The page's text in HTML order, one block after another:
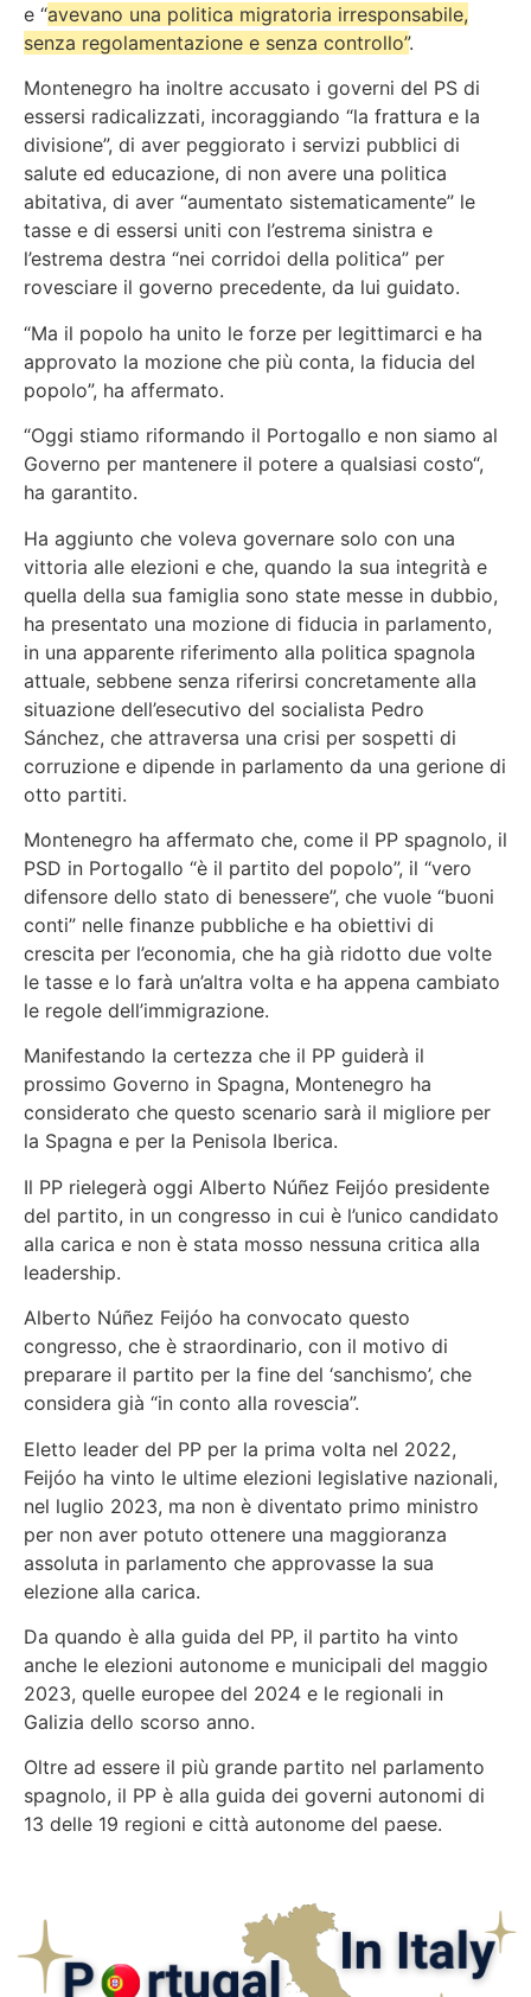
e “avevano una politica migratoria irresponsabile,
senza regolamentazione e senza controllo”.
Montenegro ha inoltre accusato i governi del PS di
essersi radicalizzati, incoraggiando “la frattura e la
divisione”, di aver peggiorato i servizi pubblici di
salute ed educazione, di non avere una politica
abitativa, di aver “aumentato sistematicamente” le
tasse e di essersi uniti con l’estrema sinistra e
l’estrema destra “nei corridoi della politica” per
rovesciare il governo precedente, da lui guidato.
“Ma il popolo ha unito le forze per legittimarci e ha
approvato la mozione che più conta, la fiducia del
popolo”, ha affermato.
“Oggi stiamo riformando il Portogallo e non siamo al
Governo per mantenere il potere a qualsiasi costo“,
ha garantito.
Ha aggiunto che voleva governare solo con una
vittoria alle elezioni e che, quando la sua integrità e
quella della sua famiglia sono state messe in dubbio,
ha presentato una mozione di fiducia in parlamento,
in una apparente riferimento alla politica spagnola
attuale, sebbene senza riferirsi concretamente alla
situazione dell’esecutivo del socialista Pedro
Sánchez, che attraversa una crisi per sospetti di
corruzione e dipende in parlamento da una gerione di
otto partiti.
Montenegro ha affermato che, come il PP spagnolo, il
PSD in Portogallo “è il partito del popolo”, il “vero
difensore dello stato di benessere”, che vuole “buoni
conti” nelle finanze pubbliche e ha obiettivi di
crescita per l’economia, che ha già ridotto due volte
le tasse e lo farà un’altra volta e ha appena cambiato
le regole dell’immigrazione.
Manifestando la certezza che il PP guiderà il
prossimo Governo in Spagna, Montenegro ha
considerato che questo scenario sarà il migliore per
la Spagna e per la Penisola Iberica.
Il PP rielegerà oggi Alberto Núñez Feijóo presidente
del partito, in un congresso in cui è l’unico candidato
alla carica e non è stata mosso nessuna critica alla
leadership.
Alberto Núñez Feijóo ha convocato questo
congresso, che è straordinario, con il motivo di
preparare il partito per la fine del ‘sanchismo’, che
considera già “in conto alla rovescia”.
Eletto leader del PP per la prima volta nel 2022,
Feijóo ha vinto le ultime elezioni legislative nazionali,
nel luglio 2023, ma non è diventato primo ministro
per non aver potuto ottenere una maggioranza
assoluta in parlamento che approvasse la sua
elezione alla carica.
Da quando è alla guida del PP, il partito ha vinto
anche le elezioni autonome e municipali del maggio
2023, quelle europee del 2024 e le regionali in
Galizia dello scorso anno.
Oltre ad essere il più grande partito nel parlamento
spagnolo, il PP è alla guida dei governi autonomi di
13 delle 19 regioni e città autonome del paese.